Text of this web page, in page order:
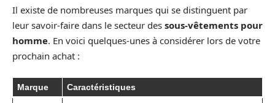
Il existe de nombreuses marques qui se distinguent par
leur savoir-faire dans le secteur des sous-vêtements pour
homme. En voici quelques-unes à considérer lors de votre
prochain achat :
Marque Caractéristiques